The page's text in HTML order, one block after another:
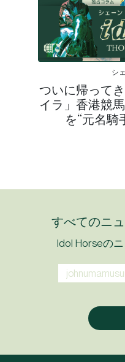
シ
ついに帰って
イラ」香港競
を“元名騎
すべてのニ
Idol Horseの